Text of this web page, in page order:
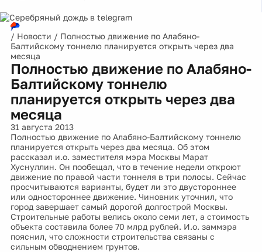
/ Новости / Полностью движение по Алабяно-
Балтийскому тоннелю планируется открыть через два
месяца
Полностью движение по Алабяно-
Балтийскому тоннелю
планируется открыть через два
месяца
31 августа 2013
Полностью движение по Алабяно-Балтийскому тоннелю
планируется открыть через два месяца. Об этом
рассказал и.о. заместителя мэра Москвы Марат
Хуснуллин. Он пообещал, что в течение недели откроют
движение по правой части тоннеля в три полосы. Сейчас
просчитываются варианты, будет ли это двустороннее
или одностороннее движение. Чиновник уточнил, что
город завершает самый дорогой долгострой Москвы.
Строительные работы велись около семи лет, а стоимость
объекта составила более 70 млрд рублей. И.о. заммэра
пояснил, что сложности строительства связаны с
сильным обводнением грунтов.